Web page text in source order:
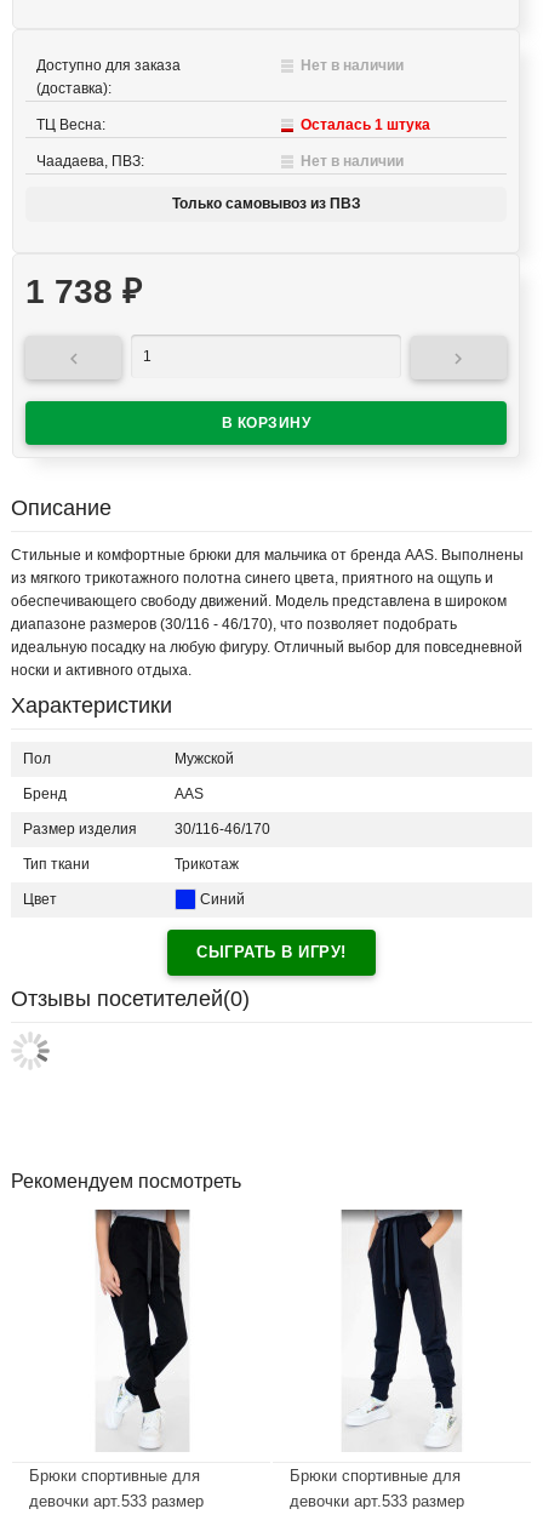
Доступно для заказа
(доставка):
Нет в наличии
ТЦ Весна: Осталась 1 штука
Чаадаева, ПВЗ: Нет в наличии
Только самовывоз из ПВЗ
1 738 ₽
 
Описание
Стильные и комфортные брюки для мальчика от бренда AAS. Выполнены
из мягкого трикотажного полотна синего цвета, приятного на ощупь и
обеспечивающего свободу движений. Модель представлена в широком
диапазоне размеров (30/116 - 46/170), что позволяет подобрать
идеальную посадку на любую фигуру. Отличный выбор для повседневной
носки и активного отдыха.
Характеристики
Пол Мужской
Бренд AAS
Размер изделия 30/116-46/170
Тип ткани Трикотаж
Цвет Синий
СЫГРАТЬ В ИГРУ!
Отзывы посетителей(0)
Рекомендуем посмотреть
Брюки спортивные для
девочки арт.533 размер
Брюки спортивные для
девочки арт.533 размер